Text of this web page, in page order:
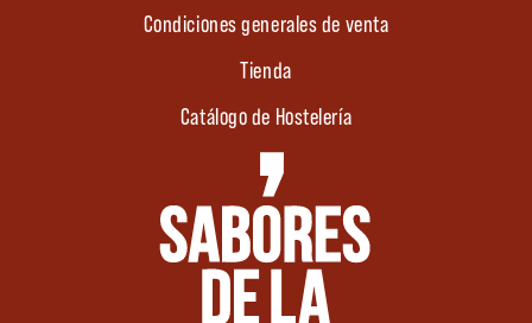
Condiciones generales de venta
Tienda
Catálogo de Hostelería